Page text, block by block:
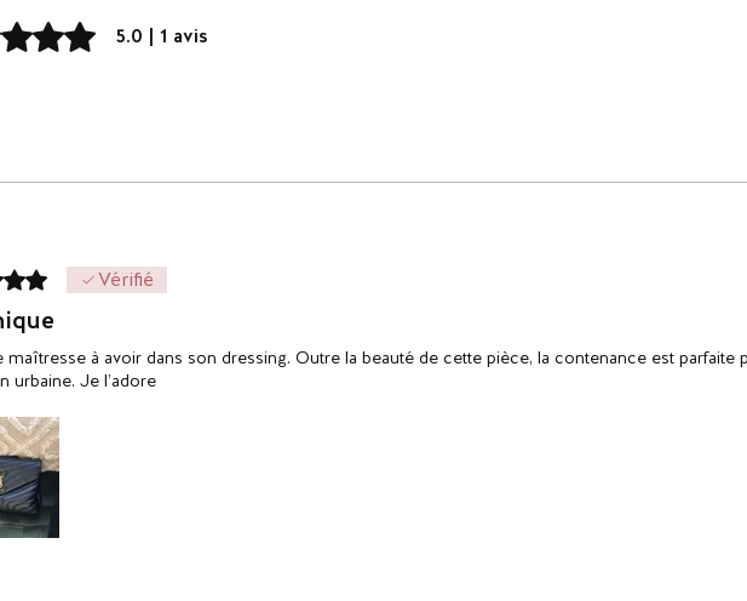
5. 5.0 | 1 avis
5. Vérifié
maîtresse à avoir dans son dressing. Outre la beauté de cette pièce, la contenance est parfaite
urbaine. Je l’adore